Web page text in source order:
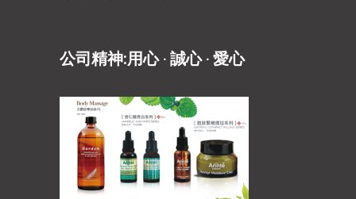
公司精神:用心 ‧ 誠心 ‧ 愛心